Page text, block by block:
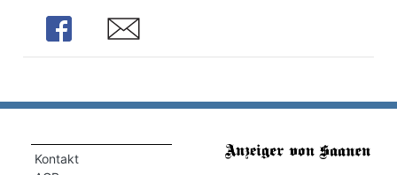
Share
Share
Kontakt